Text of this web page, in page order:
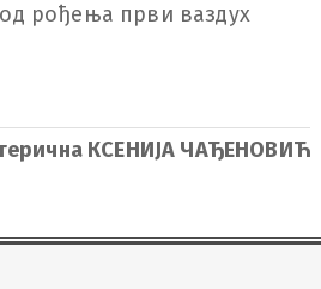
рођења први ваздух
КСЕНИЈА ЧАЂЕНОВИЋ